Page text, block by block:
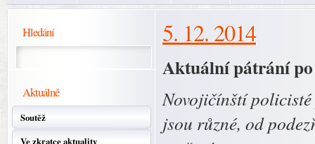
Hledání
Aktuálně
Soutěž
Ve zkratce aktuality
5. 12. 2014
Aktuální pátrání po
Novojičínští policisté
jsou různé, od